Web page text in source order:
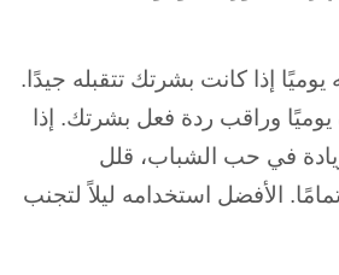
إذا كانت بشرتك تتقبله جيدًا.
يوميًا وراقب ردة فعل بشرتك. إذا
في حب الشباب، قلل
الأفضل استخدامه ليلاً لتجنب